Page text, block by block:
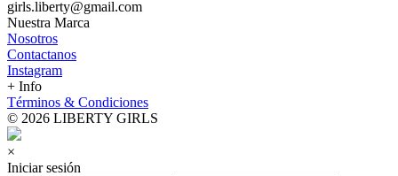
girls.liberty@gmail.com
Nuestra Marca
Nosotros
Contactanos
Instagram
+ Info
Términos & Condiciones
© 2026 LIBERTY GIRLS
×
Iniciar sesión